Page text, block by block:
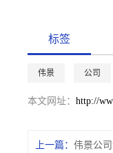
标签
伟景 公司
本文网址： http://
上一篇：